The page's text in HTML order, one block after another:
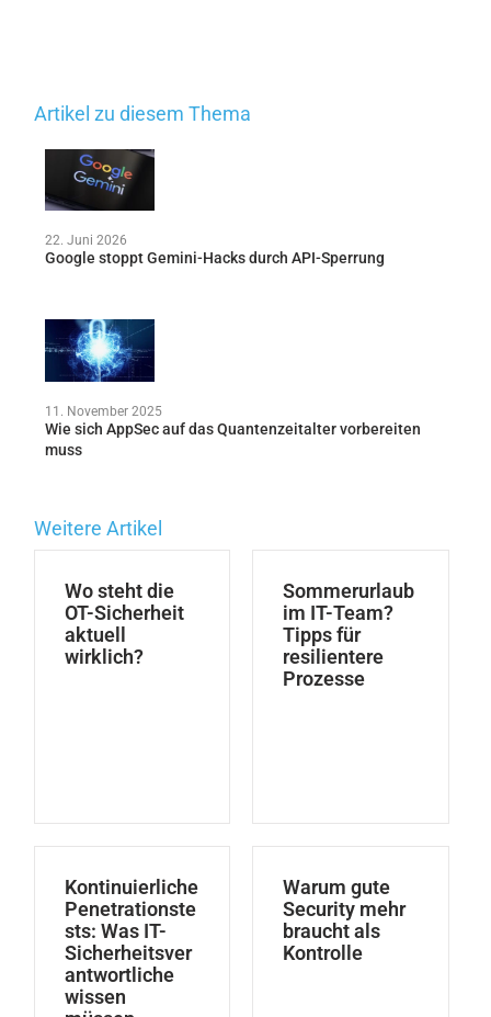
Artikel zu diesem Thema
22. Juni 2026
Google stoppt Gemini-Hacks durch API-Sperrung
11. November 2025
Wie sich AppSec auf das Quantenzeitalter vorbereiten
muss
Weitere Artikel
Wo steht die
OT-Sicherheit
aktuell
wirklich?
Sommerurlaub
im IT-Team?
Tipps für
resilientere
Prozesse
Kontinuierliche
Penetrationste
sts: Was IT-
Sicherheitsver
antwortliche
wissen
Warum gute
Security mehr
braucht als
Kontrolle